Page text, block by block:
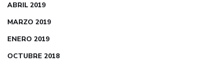
ABRIL 2019
MARZO 2019
ENERO 2019
OCTUBRE 2018